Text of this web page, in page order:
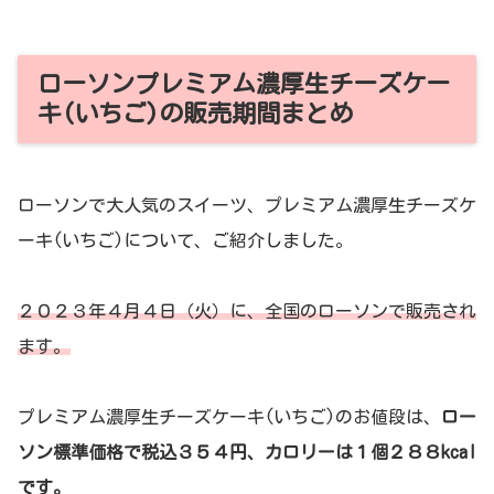
ローソンプレミアム濃厚生チーズケー
キ(いちご)の販売期間まとめ
ローソンで大人気のスイーツ、プレミアム濃厚生チーズケ
ーキ(いちご)について、ご紹介しました。
２０２３年４月４日（火）に、全国のローソンで販売され
ます。
プレミアム濃厚生チーズケーキ(いちご)のお値段は、
ロー
ソン標準価格で税込３５４円、カロリーは１個２８８kcal
です。